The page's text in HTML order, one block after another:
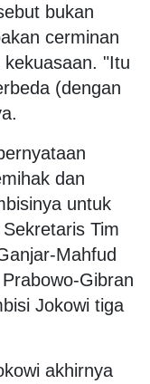
bukan
cerminan
"Itu
(dengan
dan
untuk
Tim
Mahfud
Gibran
Jokowi tiga
akhirnya